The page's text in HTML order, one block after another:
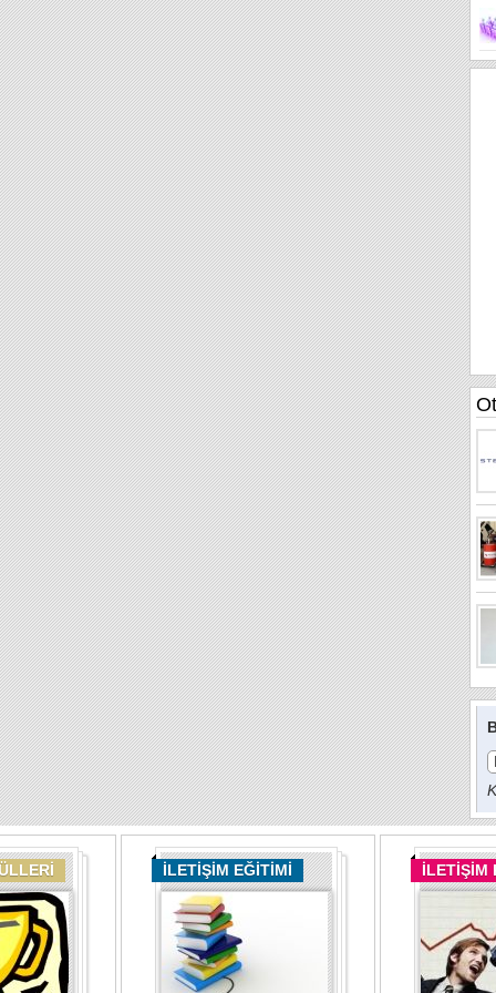
İLETİŞİM EĞİTİMİ İLETİŞİM